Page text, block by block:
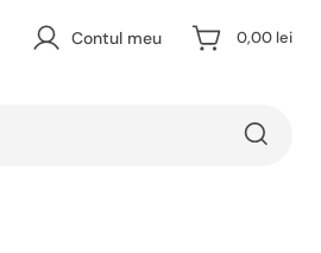
Contul meu 0,00 lei